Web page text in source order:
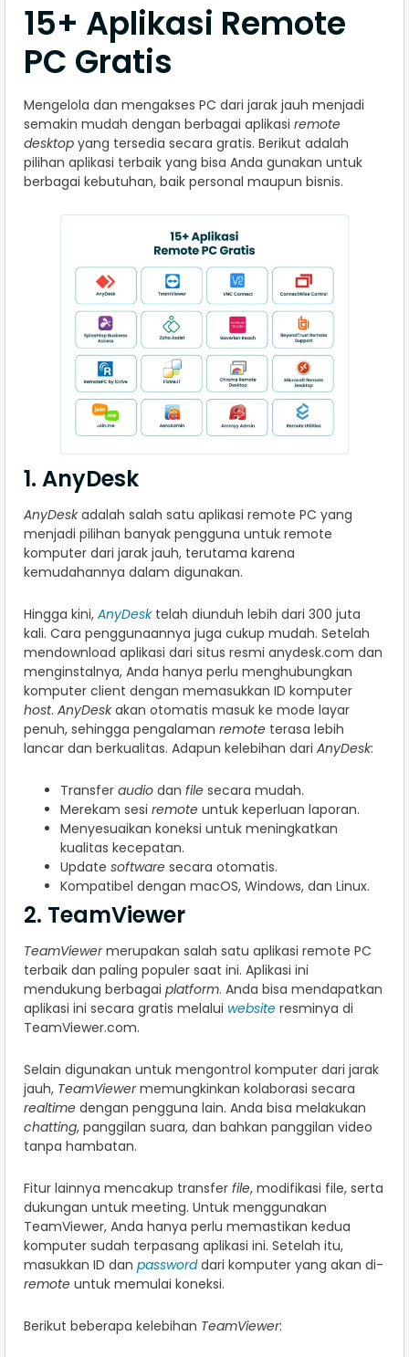
15+ Aplikasi Remote
PC Gratis
Mengelola dan mengakses PC dari jarak jauh menjadi
semakin mudah dengan berbagai aplikasi remote
desktop yang tersedia secara gratis. Berikut adalah
pilihan aplikasi terbaik yang bisa Anda gunakan untuk
berbagai kebutuhan, baik personal maupun bisnis.
1. AnyDesk
AnyDeskadalah salah satu aplikasi remote PC yang
menjadi pilihan banyak pengguna untuk remote
komputer dari jarak jauh, terutama karena
kemudahannya dalam digunakan.
Hingga kini, AnyDesktelah diunduh lebih dari 300 juta
kali. Cara penggunaannya juga cukup mudah. Setelah
mendownload aplikasi dari situs resmi anydesk.com dan
menginstalnya, Anda hanya perlu menghubungkan
komputer client dengan memasukkan ID komputer
host. AnyDeskakan otomatis masuk ke mode layar
penuh, sehingga pengalaman remote terasa lebih
lancar dan berkualitas. Adapun kelebihan dari AnyDesk:
Transfer audio dan file secara mudah.
Merekam sesi remote untuk keperluan laporan.
Menyesuaikan koneksi untuk meningkatkan
kualitas kecepatan.
Update software secara otomatis.
Kompatibel dengan macOS, Windows, dan Linux.
2. TeamViewer
TeamViewermerupakan salah satu aplikasi remote PC
terbaik dan paling populer saat ini. Aplikasi ini
mendukung berbagai platform. Anda bisa mendapatkan
aplikasi ini secara gratis melalui website resminya di
TeamViewer.com.
Selain digunakan untuk mengontrol komputer dari jarak
jauh, TeamViewermemungkinkan kolaborasi secara
realtime dengan pengguna lain. Anda bisa melakukan
chatting, panggilan suara, dan bahkan panggilan video
tanpa hambatan.
Fitur lainnya mencakup transfer file, modifikasi file, serta
dukungan untuk meeting. Untuk menggunakan
TeamViewer, Anda hanya perlu memastikan kedua
komputer sudah terpasang aplikasi ini. Setelah itu,
masukkan ID dan passworddari komputer yang akan di-
remote untuk memulai koneksi.
Berikut beberapa kelebihan TeamViewer: